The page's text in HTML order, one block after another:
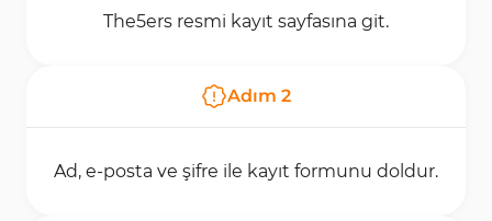
The5ers resmi kayıt sayfasına git.
Adım 2
Ad, e-posta ve şifre ile kayıt formunu doldur.